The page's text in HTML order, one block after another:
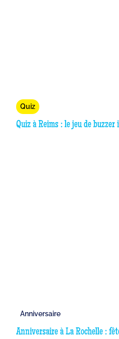
Quiz
Quiz à Reims : le jeu de buzzer
Anniversaire
Anniversaire à La Rochelle :